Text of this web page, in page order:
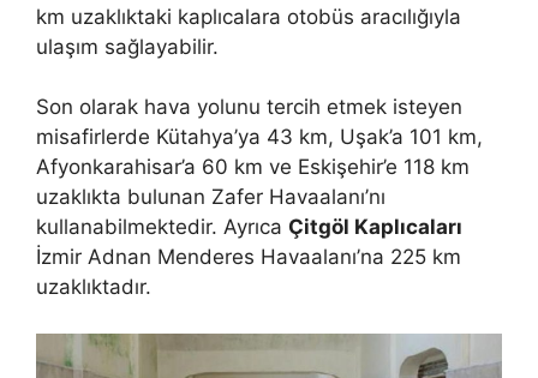
km uzaklıktaki kaplıcalara otobüs aracılığıyla
ulaşım sağlayabilir.
Son olarak hava yolunu tercih etmek isteyen
misafirlerde Kütahya’ya 43 km, Uşak’a 101 km,
Afyonkarahisar’a 60 km ve Eskişehir’e 118 km
uzaklıkta bulunan Zafer Havaalanı’nı
kullanabilmektedir. Ayrıca Çitgöl Kaplıcaları
İzmir Adnan Menderes Havaalanı’na 225 km
uzaklıktadır.